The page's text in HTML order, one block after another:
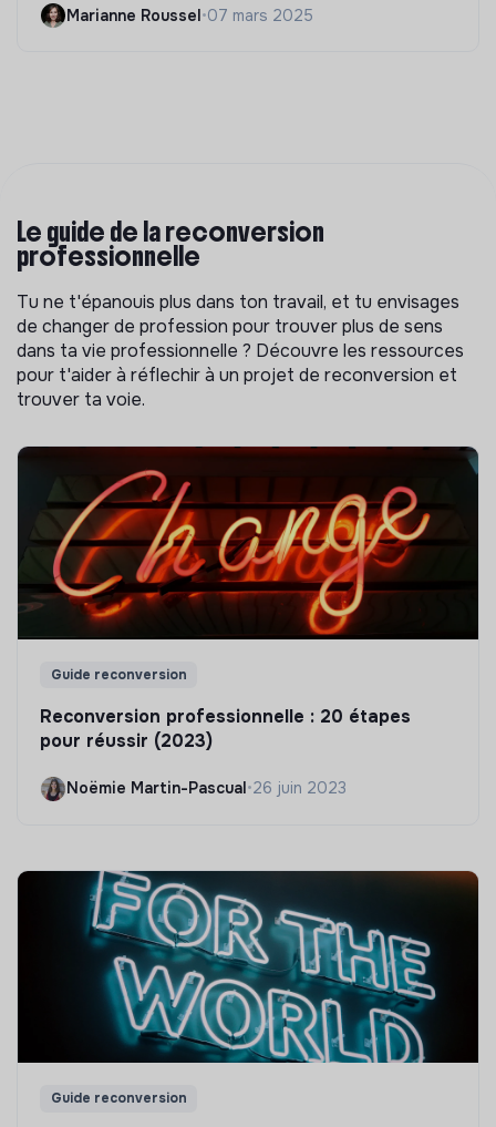
Marianne Roussel•07 mars 2025
Le guide de la reconversion
professionnelle
Tu ne t'épanouis plus dans ton travail, et tu envisages
de changer de profession pour trouver plus de sens
dans ta vie professionnelle ? Découvre les ressources
pour t'aider à réflechir à un projet de reconversion et
trouver ta voie.
Guide reconversion
Reconversion professionnelle : 20 étapes
pour réussir (2023)
Noëmie Martin-Pascual •26 juin 2023
Guide reconversion